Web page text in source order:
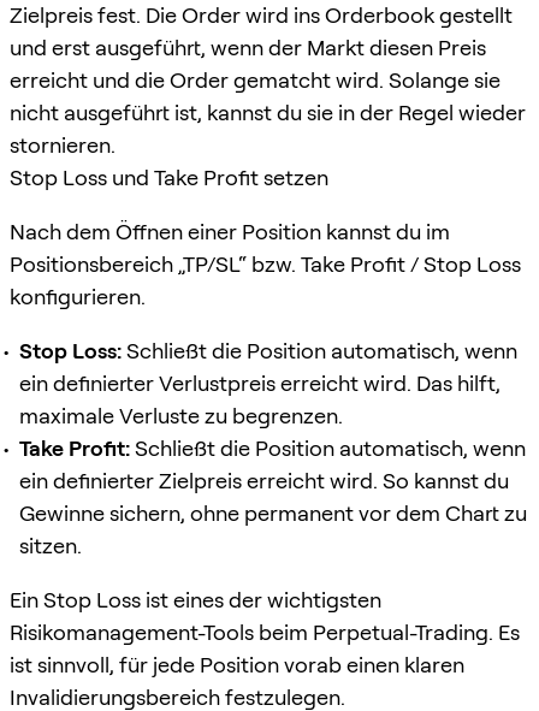
Zielpreis fest. Die Order wird ins Orderbook gestellt
und erst ausgeführt, wenn der Markt diesen Preis
erreicht und die Order gematcht wird. Solange sie
nicht ausgeführt ist, kannst du sie in der Regel wieder
stornieren.
Stop Loss und Take Profit setzen
Nach dem Öffnen einer Position kannst du im
Positionsbereich „TP/SL“ bzw. Take Profit / Stop Loss
konfigurieren.
Stop Loss:Schließt die Position automatisch, wenn
ein definierter Verlustpreis erreicht wird. Das hilft,
maximale Verluste zu begrenzen.
Take Profit:Schließt die Position automatisch, wenn
ein definierter Zielpreis erreicht wird. So kannst du
Gewinne sichern, ohne permanent vor dem Chart zu
sitzen.
Ein Stop Loss ist eines der wichtigsten
Risikomanagement-Tools beim Perpetual-Trading. Es
ist sinnvoll, für jede Position vorab einen klaren
Invalidierungsbereich festzulegen.